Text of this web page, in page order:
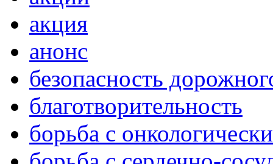
акция
анонс
безопасность
благотворительность
борьба с